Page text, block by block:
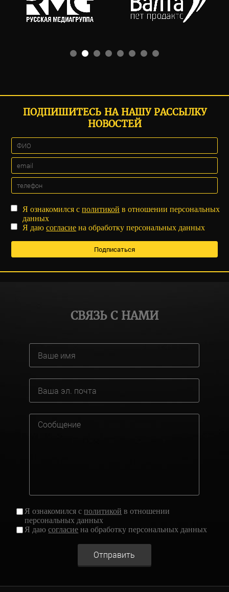
ПОДПИШИТЕСЬ НА НАШУ РАССЫЛКУ
НОВОСТЕЙ
Я ознакомился сполитикой в отношении персональных
данных
Я даюсогласие на обработку персональных данных
СВЯЗЬ С НАМИ
Я ознакомился сполитикой в отношении
персональных данных
Я даюсогласие на обработку персональных данных
Отправить